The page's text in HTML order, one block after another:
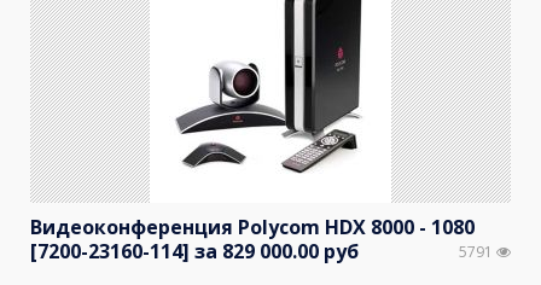
Видеоконференция Polycom HDX 8000 - 1080
[7200-23160-114] за 829 000.00 руб
5791